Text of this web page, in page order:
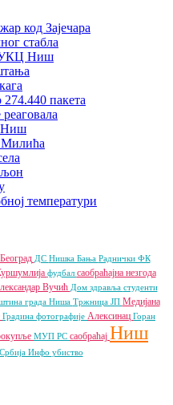
код Зајечара
стабла
УКЦ Ниш
пакета
Ниш
температури
Београд ДС Нишка Бања Раднички ФК
фудбал саобраћајна незгода
Вучић Дом здравља студенти
града Ниша Тржница ЈП Медијана
Градина фотографије Алексинац Горан
МУП РС саобраћај Ниш
Инфо убиство